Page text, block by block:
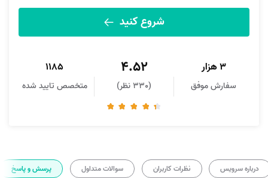
شروع کنید
3 هزار
سفارش موفق
4.52
(330 نظر)
1185
متخصص تایید شده
درباره سرویس نظرات کاربران سوالات متداول پرسش و پاسخ